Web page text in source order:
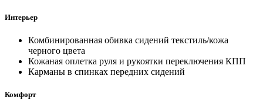
Интерьер
Комбинированная обивка сидений текстиль/кожа
черного цвета
Кожаная оплетка руля и рукоятки переключения КПП
Карманы в спинках передних сидений
Комфорт